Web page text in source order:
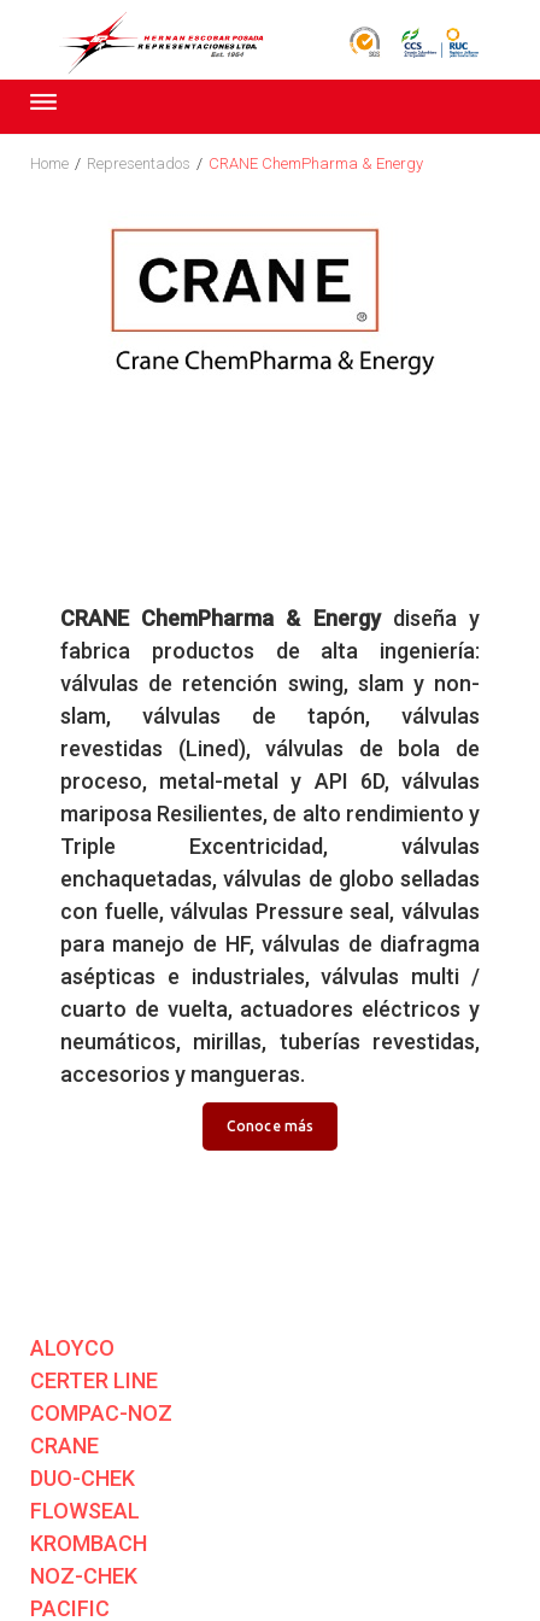
content
Home / Representados / CRANE ChemPharma & Energy
CRANE
ChemPharma
Energy
CRANE ChemPharma & Energydiseña y
fabrica productos de alta ingeniería:
válvulas de retención swing, slam y non-
slam, válvulas de tapón, válvulas
revestidas (Lined), válvulas de bola de
proceso, metal-metal y API 6D, válvulas
mariposa Resilientes, de alto rendimiento y
Triple Excentricidad, válvulas
enchaquetadas, válvulas de globo selladas
con fuelle, válvulas Pressure seal, válvulas
para manejo de HF, válvulas de diafragma
asépticas e industriales, válvulas multi /
cuarto de vuelta, actuadores eléctricos y
neumáticos, mirillas, tuberías revestidas,
accesorios y mangueras.
Conoce más
ALOYCO
CERTER LINE
COMPAC-NOZ
CRANE
DUO-CHEK
FLOWSEAL
KROMBACH
NOZ-CHEK
PACIFIC